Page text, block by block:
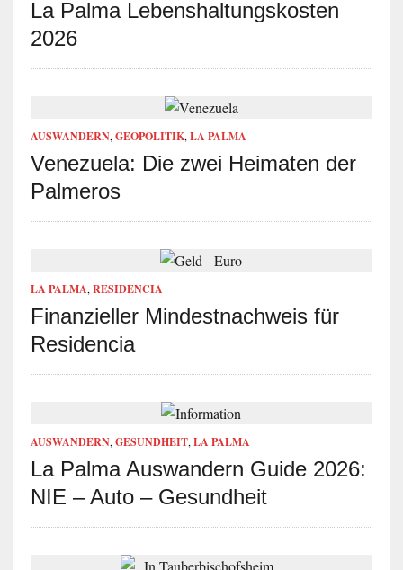
La Palma Lebenshaltungskosten
2026
AUSWANDERN, GEOPOLITIK, LA PALMA
Venezuela: Die zwei Heimaten der
Palmeros
LA PALMA, RESIDENCIA
Finanzieller Mindestnachweis für
Residencia
AUSWANDERN, GESUNDHEIT, LA PALMA
La Palma Auswandern Guide 2026:
NIE – Auto – Gesundheit